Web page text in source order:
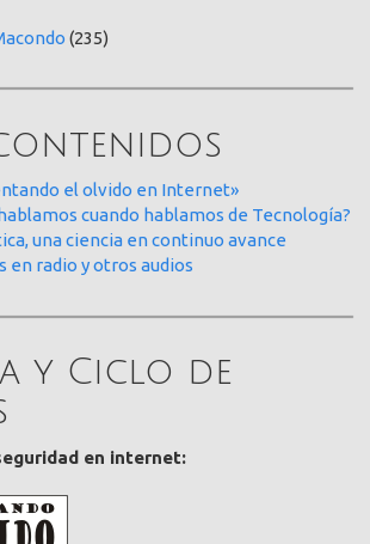
(235)
el olvido en Internet»
cuando hablamos de Tecnología?
una ciencia en continuo avance
en radio y otros audios
y Ciclo de
en internet: